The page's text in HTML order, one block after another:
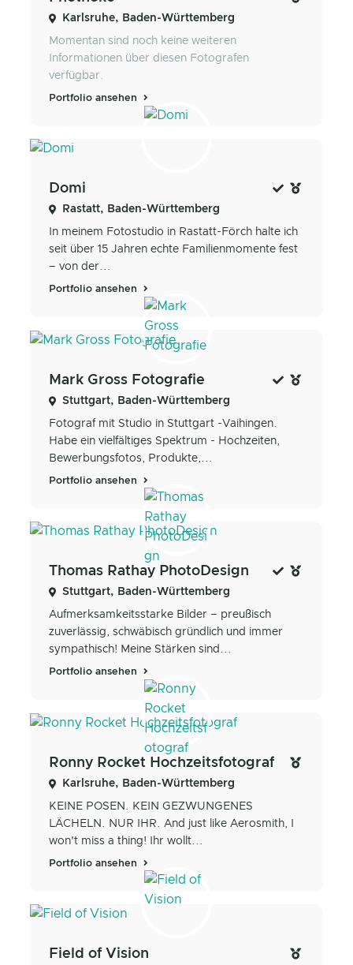
Karlsruhe, Baden-Württemberg
Momentan sind noch keine weiteren
Informationen über diesen Fotografen
verfügbar.
Portfolio ansehen
Domi
Rastatt, Baden-Württemberg
In meinem Fotostudio in Rastatt-Förch halte ich
seit über 15 Jahren echte Familienmomente fest
– von der...
Portfolio ansehen
Mark Gross Fotografie
Stuttgart, Baden-Württemberg
Fotograf mit Studio in Stuttgart -Vaihingen.
Habe ein vielfältiges Spektrum - Hochzeiten,
Bewerbungsfotos, Produkte,...
Portfolio ansehen
Thomas Rathay PhotoDesign
Stuttgart, Baden-Württemberg
Aufmerksamkeitsstarke Bilder – preußisch
zuverlässig, schwäbisch gründlich und immer
sympathisch! Meine Stärken sind...
Portfolio ansehen
Ronny Rocket Hochzeitsfotograf
Karlsruhe, Baden-Württemberg
KEINE POSEN. KEIN GEZWUNGENES
LÄCHELN. NUR IHR. And just like Aerosmith, I
won't miss a thing! Ihr wollt...
Portfolio ansehen
Field of Vision